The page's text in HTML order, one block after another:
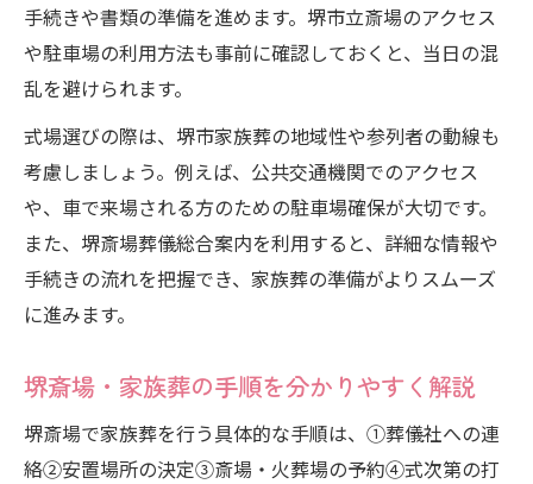
手続きや書類の準備を進めます。堺市立斎場のアクセス
や駐車場の利用方法も事前に確認しておくと、当日の混
乱を避けられます。
式場選びの際は、堺市家族葬の地域性や参列者の動線も
考慮しましょう。例えば、公共交通機関でのアクセス
や、車で来場される方のための駐車場確保が大切です。
また、堺斎場葬儀総合案内を利用すると、詳細な情報や
手続きの流れを把握でき、家族葬の準備がよりスムーズ
に進みます。
堺斎場・家族葬の手順を分かりやすく解説
堺斎場で家族葬を行う具体的な手順は、①葬儀社への連
絡②安置場所の決定③斎場・火葬場の予約④式次第の打